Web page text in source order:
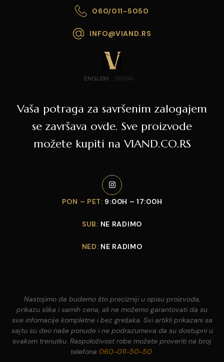
060/011-5050
INFO@VIAND.RS
ENGLISH SRPSKI
Vaša potraga za savršenim zalogajem
se završava ovde. Sve proizvode
možete kupiti na VIAND.CO.RS
PON – PET: 9:00H – 17:00H
SUB: NE RADIMO
NED: NE RADIMO
Nastojimo da budemo što precizniji u opisu proizvoda,
prikazu slika i samih cena, ali ne možemo garantovati da su
sve infomacije kompletne i bez grešaka. Svi artikli prikazani sa
sajtu su deo naše ponude i ne podrazumeva da su dostupni u
svakom trenutku. Raspoloživost robe možete proveriti na broj
telefona 060-011-50-50.